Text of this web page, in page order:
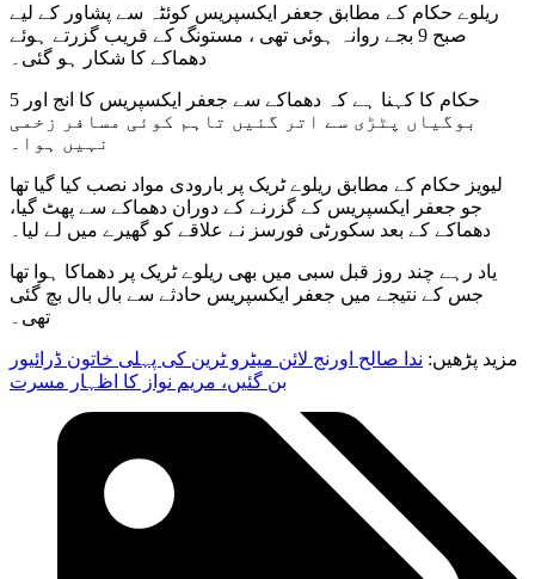
ریلوے حکام کے مطابق جعفر ایکسپریس کوئٹہ سے پشاور کے لیے
صبح 9 بجے روانہ ہوئی تھی ، مستونگ کے قریب گزرتے ہوئے
دھماکے کا شکار ہو گئی۔
حکام کا کہنا ہے کہ دھماکے سے جعفر ایکسپریس کا انج اور 5
بوگیاں پٹڑی سے اتر گئیں تاہم کوئی مسافر زخمی
نہیں ہوا۔
لیویز حکام کے مطابق ریلوے ٹریک پر بارودی مواد نصب کیا گیا تھا
جو جعفر ایکسپریس کے گزرنے کے دوران دھماکے سے پھٹ گیا،
دھماکے کے بعد سکورٹی فورسز نے علاقے کو گھیرے میں لے لیا۔
یاد رہے چند روز قبل سبی میں بھی ریلوے ٹریک پر دھماکا ہوا تھا
جس کے نتیجے میں جعفر ایکسپریس حادثے سے بال بال بچ گئی
تھی۔
مزید پڑھیں: ندا صالح اورنج لائن میٹرو ٹرین کی پہلی خاتون ڈرائیور
بن گئیں، مریم نواز کا اظہار مسرت